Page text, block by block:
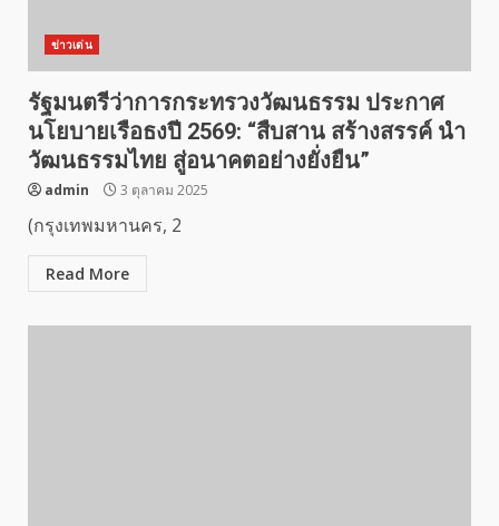
ข่าวเด่น
รัฐมนตรีว่าการกระทรวงวัฒนธรรม ประกาศ
นโยบายเรือธงปี 2569: “สืบสาน สร้างสรรค์ นำ
วัฒนธรรมไทย สู่อนาคตอย่างยั่งยืน”
admin 3 ตุลาคม 2025
​(กรุงเทพมหานคร, 2
Read More